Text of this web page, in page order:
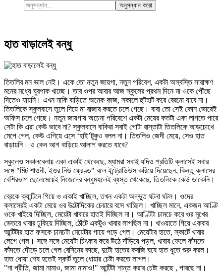
অনুসন্ধান করো
হাত বাড়ালেই বন্ধু
তিতলির মন ভাল নেই। একে তো নতুন জায়গা, নতুন পরিবেশ, একটা অস্বস্তি সারাক্ষণ
মনের মধ্যে ঘুরপাক খাচ্ছে। তার ওপর আবার আজ স্কুলের প্রথম দিনে মা ওকে পৌঁছে
দিতেও যায়নি। এখন নাকি বাড়িতে অনেক কাজ, সকালে হুটহাট করে বেরনো যাবে না।
তিতলিকে স্কুলবাসে তুলে দিয়ে মা বাজার করতে চলে গেছে। বাবা তো সেই কোন ভোরেই
অফিস চলে গেছে। নতুন জায়গায় অচেনা পরিবেশে একটা মেয়ের কতটা একা লাগতে পারে
সেটা কি এরা কেউ ভাবে না? স্কুলবাসে বাকিরা সবাই গোটা রাস্তাটা তিতলিকে আড়চোখে
মেপে গেল, কেউ এগিয়ে এসে ‘হাই’টুকুও বলল না। তিতলিও জেদী মেয়ে, সেও হাত
বাড়ায়নি। ও কেন আগ বাড়িয়ে আলাপ করতে যাবে?
স্কুলেও সকালবেলায় একা একাই থেকেছে, ম্যামরা সবাই যদিও প্রতিটি ক্লাসেই সবার
সঙ্গে "মিট শাওনী, ইওর নিউ ফ্রেণ্ড" বলে ইন্ট্রোডিউস করিয়ে দিয়েছেন, কিন্তু ক্লাসের
বেশিরভাগ ছেলেমেয়েই নিজেদের বন্ধুমহলেই ব্যস্ত থেকেছে, তিতলিকে কেউ ডাকেনি।
ব্রেকে ক্যান্টিনে গিয়ে ও একাই খাচ্ছিল, তখন একটা অদ্ভুত ঘটনা ঘটল। ওদের
ক্লাসেরই একটা মেয়ে ওর উল্টোদিকের চেয়ারে বসে খাচ্ছিল। খাচ্ছিল মানে, একজন আণ্টি
ওকে খাইয়ে দিচ্ছিল, মেয়েটা খাবারে হাতই দিচ্ছিল না। আণ্টিটা চামচে করে ওর মুখের
ভেতরে খাবার ঢুকিয়ে দিচ্ছিল, ঠোঁটে একটুও খাবার লাগছিল না। খাওয়াতে গিয়ে একবার
আন্টিটার হাত ফসকে চামচটা মেয়েটার গায়ে পড়ে গেল। মেয়েটার হাতে, স্কার্টে খাবার
লেগে গেল। সঙ্গে সঙ্গে মেয়েটা চিৎকার করে উঠে দাঁড়িয়ে পড়ল, খাবার ফেলে কাঁদতে
কাঁদতে দৌড়ে চলে গেল বেসিনের কাছে, দুটো হাতের কবজি ঘষে হাত ধুতে শুরু করল।
হাত ধোয়া শেষ হতেই স্কার্ট তুলে ধোয়ার চেষ্টা করতে লাগল।
"না প্রীতি, জামা নামাও, জামা নামাও!" আন্টিটা শান্ত করার চেষ্টা করছে , পারছে না।